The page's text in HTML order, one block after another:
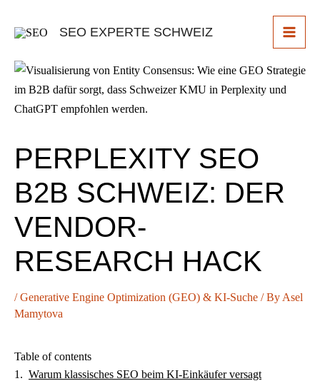
SEO EXPERTE SCHWEIZ
PERPLEXITY SEO
B2B SCHWEIZ: DER
VENDOR-
RESEARCH HACK
/Generative Engine Optimization (GEO) & KI-Suche / By Asel
Mamytova
Table of contents
Warum klassisches SEO beim KI-Einkäufer versagt